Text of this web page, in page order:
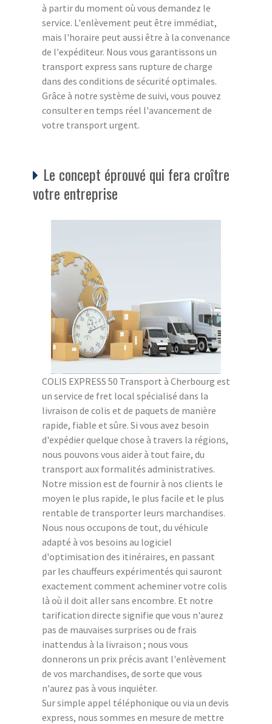
à partir du moment où vous demandez le
service. L'enlèvement peut être immédiat,
mais l'horaire peut aussi être à la convenance
de l'expéditeur. Nous vous garantissons un
transport express sans rupture de charge
dans des conditions de sécurité optimales.
Grâce à notre système de suivi, vous pouvez
consulter en temps réel l'avancement de
votre transport urgent.
Le concept éprouvé qui fera croître
votre entreprise
COLIS EXPRESS 50 Transport à Cherbourg est
un service de fret local spécialisé dans la
livraison de colis et de paquets de manière
rapide, fiable et sûre. Si vous avez besoin
d'expédier quelque chose à travers la régions,
nous pouvons vous aider à tout faire, du
transport aux formalités administratives.
Notre mission est de fournir à nos clients le
moyen le plus rapide, le plus facile et le plus
rentable de transporter leurs marchandises.
Nous nous occupons de tout, du véhicule
adapté à vos besoins au logiciel
d'optimisation des itinéraires, en passant
par les chauffeurs expérimentés qui sauront
exactement comment acheminer votre colis
là où il doit aller sans encombre. Et notre
tarification directe signifie que vous n'aurez
pas de mauvaises surprises ou de frais
inattendus à la livraison ; nous vous
donnerons un prix précis avant l'enlèvement
de vos marchandises, de sorte que vous
n'aurez pas à vous inquiéter.
Sur simple appel téléphonique ou via un devis
express, nous sommes en mesure de mettre